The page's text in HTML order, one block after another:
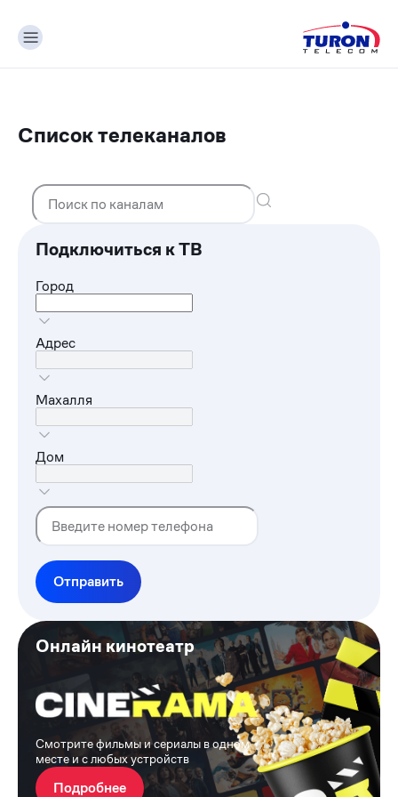
Список телеканалов
Подключиться к ТВ
Город
Адрес
Махалля
Дом
Отправить
Онлайн кинотеатр
Смотрите фильмы и сериалы в одном
месте и с любых устройств
Подробнее